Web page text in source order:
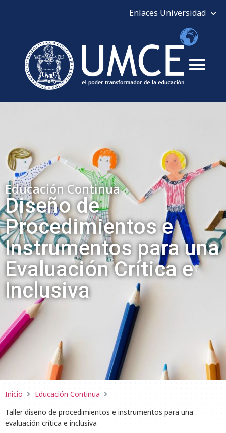
Educación Continua
Diseño de
Procedimientos e
Instrumentos para una
Evaluación Crítica e
Inclusiva
Inicio
Educación Continua
Taller diseño de procedimientos e instrumentos para una
evaluación crítica e inclusiva